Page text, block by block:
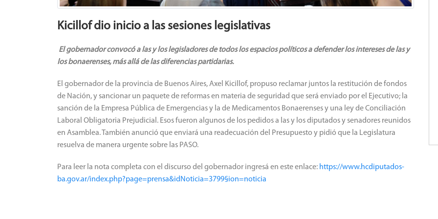
Kicillof dio inicio a las sesiones legislativas
El gobernador convocó a las y los legisladores de todos los espacios políticos a defender los intereses de las y
los bonaerenses, más allá de las diferencias partidarias.
El gobernador de la provincia de Buenos Aires, Axel Kicillof, propuso reclamar juntos la restitución de fondos
de Nación, y sancionar un paquete de reformas en materia de seguridad que será enviado por el Ejecutivo; la
sanción de la Empresa Pública de Emergencias y la de Medicamentos Bonaerenses y una ley de Conciliación
Laboral Obligatoria Prejudicial. Esos fueron algunos de los pedidos a las y los diputados y senadores reunidos
en Asamblea. También anunció que enviará una readecuación del Presupuesto y pidió que la Legislatura
resuelva de manera urgente sobre las PASO.
Para leer la nota completa con el discurso del gobernador ingresá en este enlace: https://www.hcdiputados-
ba.gov.ar/index.php?page=prensa&idNoticia=3799§ion=noticia